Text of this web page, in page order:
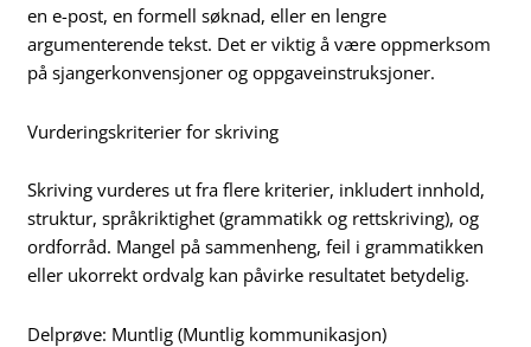
en e-post, en formell søknad, eller en lengre
argumenterende tekst. Det er viktig å være oppmerksom
på sjangerkonvensjoner og oppgaveinstruksjoner.
Vurderingskriterier for skriving
Skriving vurderes ut fra flere kriterier, inkludert innhold,
struktur, språkriktighet (grammatikk og rettskriving), og
ordforråd. Mangel på sammenheng, feil i grammatikken
eller ukorrekt ordvalg kan påvirke resultatet betydelig.
Delprøve: Muntlig (Muntlig kommunikasjon)